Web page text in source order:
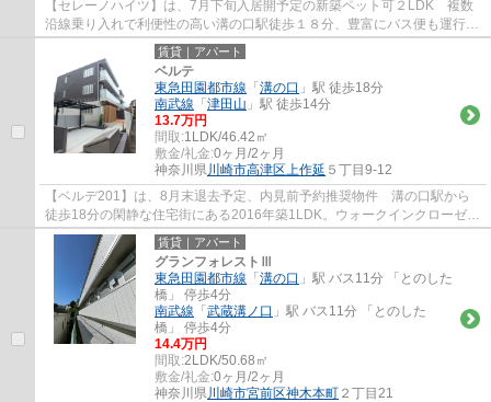
【セレーノハイツ】は、7月下旬入居開予定の新築ペット可２LDK 複数
沿線乗り入れで利便性の高い溝の口駅徒歩１８分、豊富にバス便も運行し
ており雨に日も安心です。溝の口駅迄平坦な...
賃貸｜アパート
ベルテ
東急田園都市線 「 溝の口 」駅 徒歩18分
南武線 「 津田山 」駅 徒歩14分
13.7万円
間取:1LDK/46.42㎡
敷金/礼金:0ヶ月/2ヶ月
神奈川県川崎市高津区上作延 ５丁目9-12
【ベルデ201】は、8月末退去予定、内見前予約推奨物件 溝の口駅から
徒歩18分の閑静な住宅街にある2016年築1LDK。ウォークインクローゼッ
トで大容量の収納スペースを確保でき、ALSOKホ...
賃貸｜アパート
グランフォレストⅢ
東急田園都市線 「 溝の口 」駅 バス11分 「とのした
橋」 停歩4分
南武線 「 武蔵溝ノ口 」駅 バス11分 「とのした
橋」 停歩4分
14.4万円
間取:2LDK/50.68㎡
敷金/礼金:0ヶ月/2ヶ月
神奈川県川崎市宮前区神木本町 ２丁目21